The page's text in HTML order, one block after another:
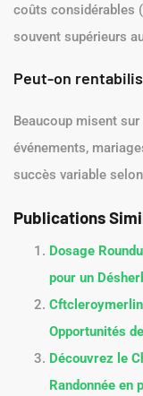
coûts considérables
souvent supérieurs
Peut-on
Beaucoup misent sur
événements,
succès variable
Publications
Dosage
pour un
Opportunités
Découvrez le
Randonnée en